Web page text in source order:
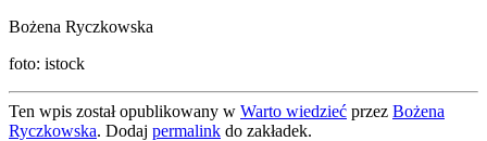
Bożena Ryczkowska
foto: istock
Ten wpis został opublikowany w Warto wiedzieć przez Bożena
Ryczkowska. Dodaj permalink do zakładek.